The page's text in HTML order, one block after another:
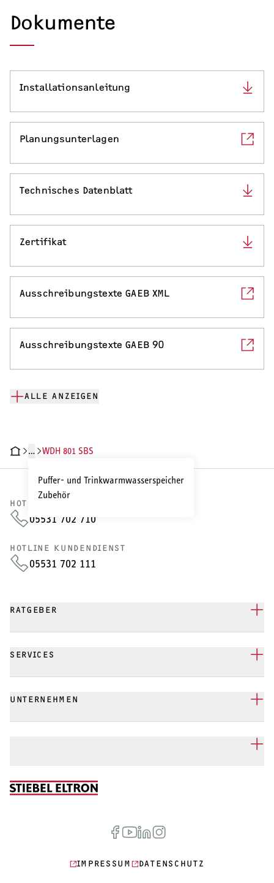
Dokumente
Installationsanleitung
Planungsunterlagen
Technisches Datenblatt
Zertifikat
Ausschreibungstexte GAEB XML
Ausschreibungstexte GAEB 90
ALLE ANZEIGEN
DATEN DOKUMENTE
…
Puffer- und Trinkwarmwasserspeicher
Zubehör
WDH 801 SBS
HOTLINE VERTRIEB
05531 702 710
HOTLINE KUNDENDIENST
05531 702 111
RATGEBER
SERVICES
UNTERNEHMEN
IMPRESSUM DATENSCHUTZ